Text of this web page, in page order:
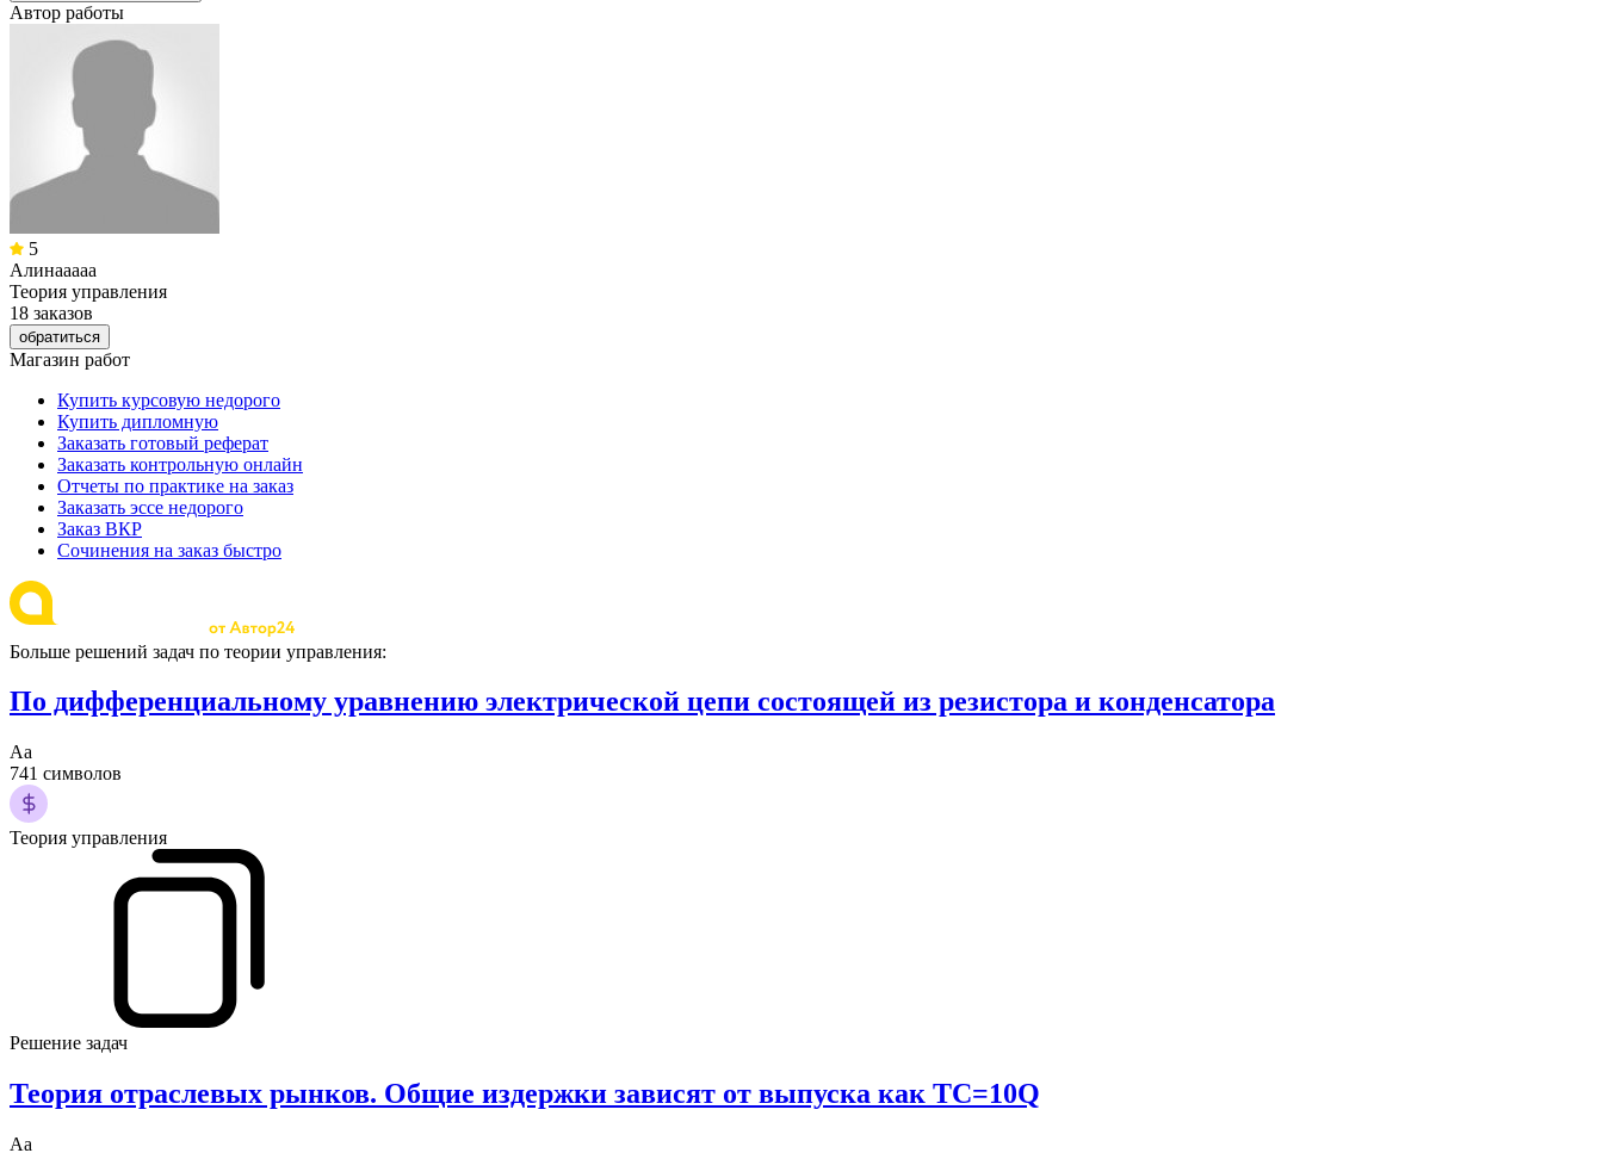
Автор работы
5
Алинааааа
Теория управления
18 заказов
обратиться
Магазин работ
Купить курсовую недорого
Купить дипломную
Заказать готовый реферат
Заказать контрольную онлайн
Отчеты по практике на заказ
Заказать эссе недорого
Заказ ВКР
Сочинения на заказ быстро
Больше решений задач по теории управления:
По дифференциальному уравнению электрической цепи состоящей из резистора и конденсатора
Аа
741 символов
Теория управления
Решение задач
Теория отраслевых рынков. Общие издержки зависят от выпуска как TC=10Q
Аа